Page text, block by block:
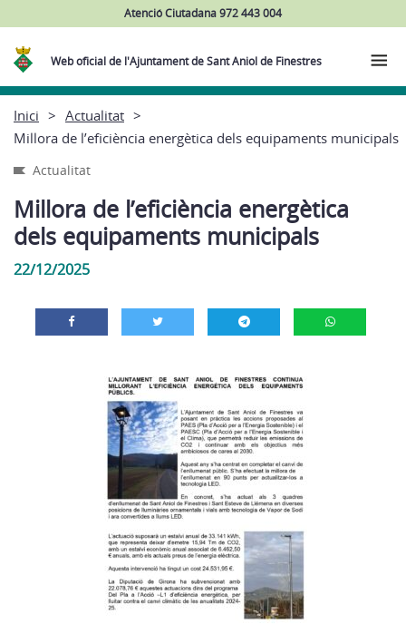
Atenció Ciutadana 972 443 004
Web oficial de l'Ajuntament de Sant Aniol de Finestres
Inici
Actualitat
Millora de l’eficiència energètica dels equipaments municipals
Actualitat
Millora de l’eficiència energètica
dels equipaments municipals
22/12/2025